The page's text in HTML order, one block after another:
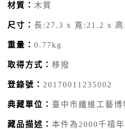
材質： 木質
尺寸： 長:27.3 x 寬:21.2 x
重量： 0.77kg
取得方式： 移撥
登錄號： 20170011235002
典藏單位： 臺中市纖維工藝博
藏品描述： 本件為2000千禧